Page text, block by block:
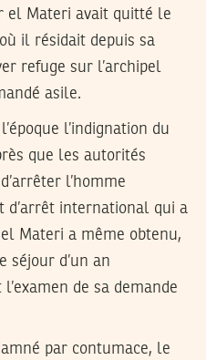
el Materi avait quitté le
il résidait depuis sa
refuge sur l’archipel
asile.
l’indignation du
que les autorités
l’homme
d’arrêt international qui a
Materi a même obtenu,
séjour d’un an
de sa demande
par contumace, le